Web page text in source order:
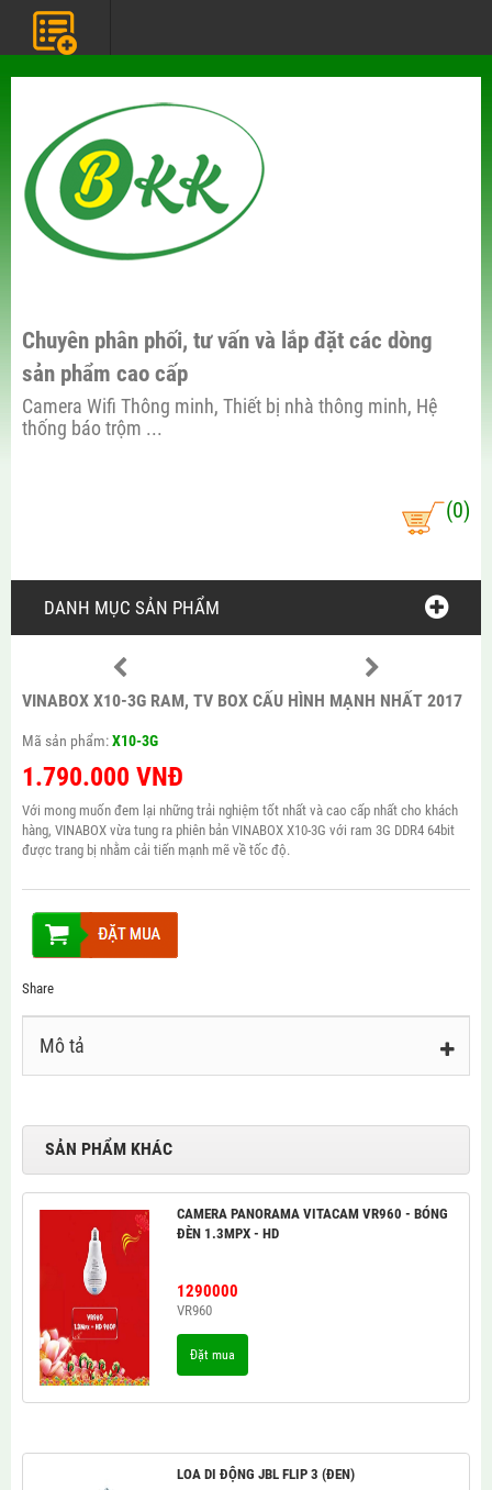
Chuyên phân phối, tư vấn và lắp đặt các dòng
sản phẩm cao cấp
Camera Wifi Thông minh, Thiết bị nhà thông minh, Hệ
thống báo trộm ...
(0)
DANH MỤC SẢN PHẨM
VINABOX X10-3G RAM, TV BOX CẤU HÌNH MẠNH NHẤT 2017
Mã sản phẩm:X10-3G
1.790.000 VNĐ
Với mong muốn đem lại những trải nghiệm tốt nhất và cao cấp nhất cho khách
hàng, VINABOX vừa tung ra phiên bản VINABOX X10-3G với ram 3G DDR4 64bit
được trang bị nhằm cải tiến mạnh mẽ về tốc độ.
Share
Mô tả
SẢN PHẨM KHÁC
CAMERA PANORAMA VITACAM VR960 - BÓNG
ĐÈN 1.3MPX - HD
1290000
VR960
Đặt mua
LOA DI ĐỘNG JBL FLIP 3 (ĐEN)